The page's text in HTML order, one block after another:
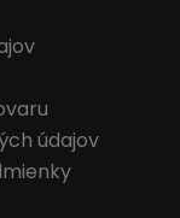
údajov